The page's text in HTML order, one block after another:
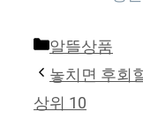
Categories
알뜰상품
놓치면 후회
상위 10